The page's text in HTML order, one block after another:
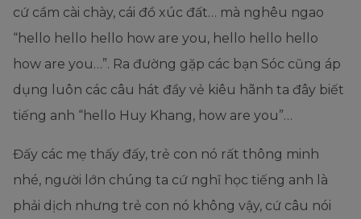
cứ cầm cài chày, cái đồ xúc đất… mà nghêu ngao
“hello hello hello how are you, hello hello hello
how are you…”. Ra đường gặp các bạn Sóc cũng áp
dụng luôn các câu hát đầy vẻ kiêu hãnh ta đây biết
tiếng anh “hello Huy Khang, how are you”…
Đấy các mẹ thấy đấy, trẻ con nó rất thông minh
nhé, người lớn chúng ta cứ nghĩ học tiếng anh là
phải dịch nhưng trẻ con nó không vậy, cứ câu nói